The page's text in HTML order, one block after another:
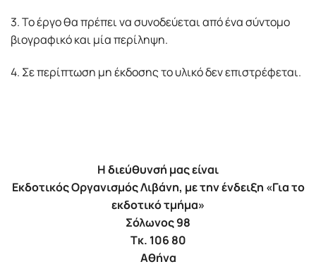
3. Το έργο θα πρέπει να συνοδεύεται από ένα σύντομο
βιογραφικό και μία περίληψη.
4. Σε περίπτωση μη έκδοσης το υλικό δεν επιστρέφεται.
Η διεύθυνσή μας είναι
Εκδοτικός Οργανισμός Λιβάνη, με την ένδειξη «Για το
εκδοτικό τμήμα»
Σόλωνος 98
Τκ. 106 80
Αθήνα